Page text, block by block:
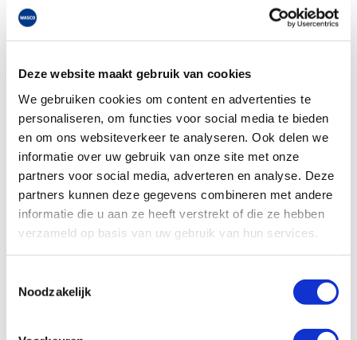
Deze website maakt gebruik van cookies
We gebruiken cookies om content en advertenties te
personaliseren, om functies voor social media te bieden
en om ons websiteverkeer te analyseren. Ook delen we
informatie over uw gebruik van onze site met onze
partners voor social media, adverteren en analyse. Deze
partners kunnen deze gegevens combineren met andere
informatie die u aan ze heeft verstrekt of die ze hebben
verzameld op basis van uw gebruik van hun services.
Noodzakelijk